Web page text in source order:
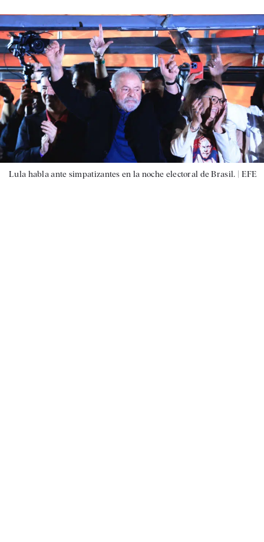
Lula habla ante simpatizantes en la noche electoral de Brasil. | EFE